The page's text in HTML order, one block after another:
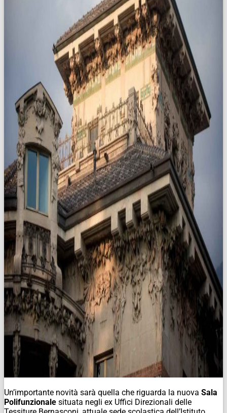
Un’importante novità sarà quella che riguarda la nuova Sala
Polifunzionale situata negli ex Uffici Direzionali delle